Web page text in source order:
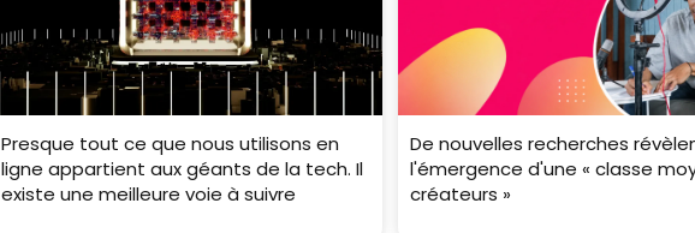
Presque tout ce que nous utilisons en
ligne appartient aux géants de la tech. Il
existe une meilleure voie à suivre
De nouvelles recherches
l'émergence d'une « classe
créateurs »